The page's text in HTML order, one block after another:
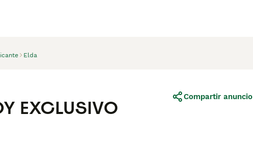
Elda
EXCLUSIVO Compartir anuncio